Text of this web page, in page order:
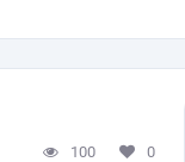
100 0